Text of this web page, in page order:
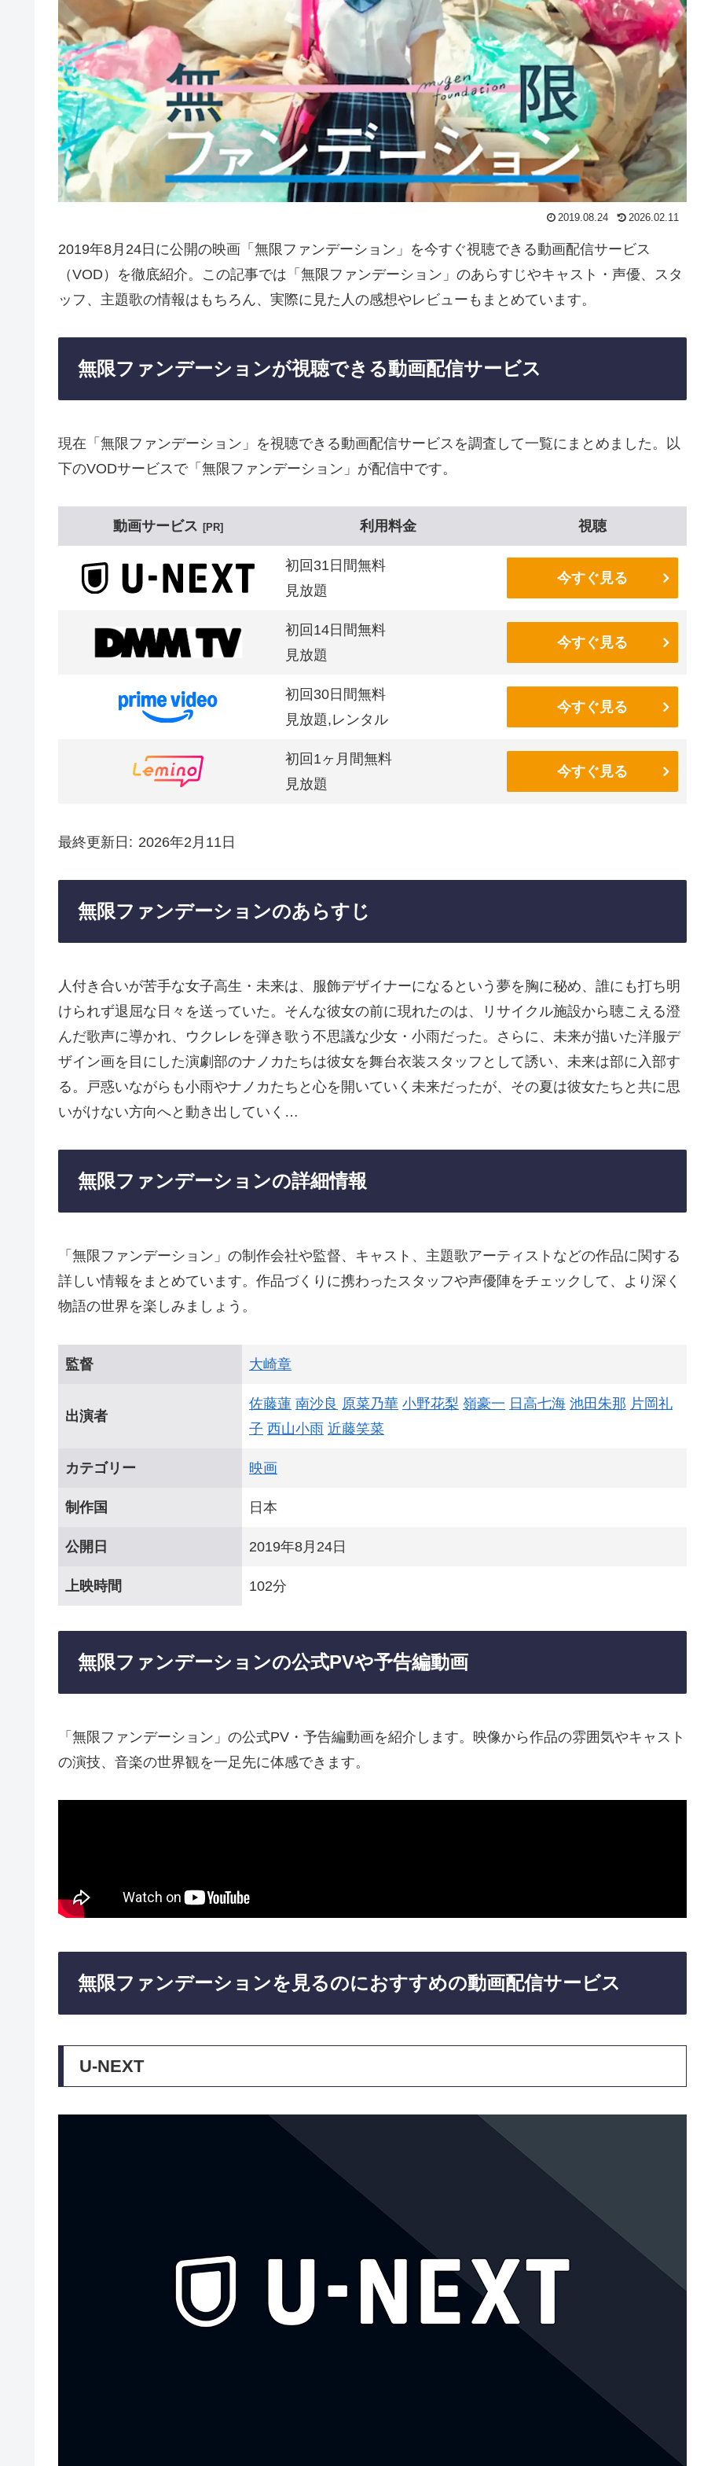
2019.08.24 2026.02.11
2019年8月24日に公開の映画「無限ファンデーション」を今すぐ視聴できる動画配信サービス
（VOD）を徹底紹介。この記事では「無限ファンデーション」のあらすじやキャスト・声優、スタ
ッフ、主題歌の情報はもちろん、実際に見た人の感想やレビューもまとめています。
無限ファンデーションが視聴できる動画配信サービス
現在「無限ファンデーション」を視聴できる動画配信サービスを調査して一覧にまとめました。以
下のVODサービスで「無限ファンデーション」が配信中です。
動画サービス PR 利用料金 視聴
初回31日間無料
見放題
今すぐ見る
初回14日間無料
見放題
今すぐ見る
初回30日間無料
見放題,レンタル
今すぐ見る
初回1ヶ月間無料
見放題
今すぐ見る
最終更新日 2026年2月11日
無限ファンデーションのあらすじ
人付き合いが苦手な女子高生・未来は、服飾デザイナーになるという夢を胸に秘め、誰にも打ち明
けられず退屈な日々を送っていた。そんな彼女の前に現れたのは、リサイクル施設から聴こえる澄
んだ歌声に導かれ、ウクレレを弾き歌う不思議な少女・小雨だった。さらに、未来が描いた洋服デ
ザイン画を目にした演劇部のナノカたちは彼女を舞台衣装スタッフとして誘い、未来は部に入部す
る。戸惑いながらも小雨やナノカたちと心を開いていく未来だったが、その夏は彼女たちと共に思
いがけない方向へと動き出していく…
無限ファンデーションの詳細情報
「無限ファンデーション」の制作会社や監督、キャスト、主題歌アーティストなどの作品に関する
詳しい情報をまとめています。作品づくりに携わったスタッフや声優陣をチェックして、より深く
物語の世界を楽しみましょう。
監督 大崎章
出演者
佐藤蓮 南沙良 原菜乃華 小野花梨 嶺豪一 日高七海 池田朱那 片岡礼
子 西山小雨 近藤笑菜
カテゴリー 映画
制作国 日本
公開日 2019年8月24日
上映時間 102分
無限ファンデーションの公式PVや予告編動画
「無限ファンデーション」の公式PV・予告編動画を紹介します。映像から作品の雰囲気やキャスト
の演技、音楽の世界観を一足先に体感できます。
無限ファンデーションを見るのにおすすめの動画配信サービス
U-NEXT